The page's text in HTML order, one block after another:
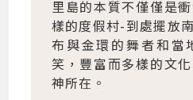
里島的本質不僅僅是
樣的度假村-到處擺放
布與金環的舞者和當
笑，豐富而多樣的文
神所在。